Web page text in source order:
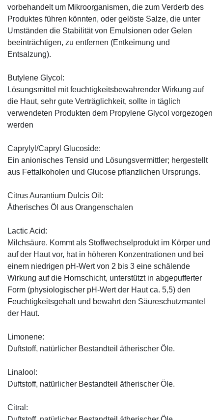
vorbehandelt um Mikroorganismen, die zum Verderb des
Produktes führen könnten, oder gelöste Salze, die unter
Umständen die Stabilität von Emulsionen oder Gelen
beeinträchtigen, zu entfernen (Entkeimung und
Entsalzung).
Butylene Glycol:
Lösungsmittel mit feuchtigkeitsbewahrender Wirkung auf
die Haut, sehr gute Verträglichkeit, sollte in täglich
verwendeten Produkten dem Propylene Glycol vorgezogen
werden
Caprylyl/Capryl Glucoside:
Ein anionisches Tensid und Lösungsvermittler; hergestellt
aus Fettalkoholen und Glucose pflanzlichen Ursprungs.
Citrus Aurantium Dulcis Oil:
Ätherisches Öl aus Orangenschalen
Lactic Acid:
Milchsäure. Kommt als Stoffwechselprodukt im Körper und
auf der Haut vor, hat in höheren Konzentrationen und bei
einem niedrigen pH-Wert von 2 bis 3 eine schälende
Wirkung auf die Hornschicht, unterstützt in abgepufferter
Form (physiologischer pH-Wert der Haut ca. 5,5) den
Feuchtigkeitsgehalt und bewahrt den Säureschutzmantel
der Haut.
Limonene:
Duftstoff, natürlicher Bestandteil ätherischer Öle.
Linalool:
Duftstoff, natürlicher Bestandteil ätherischer Öle.
Citral: